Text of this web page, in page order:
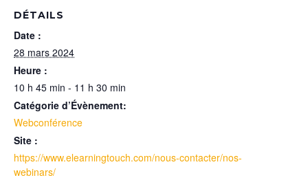
DÉTAILS
Date :
28 mars 2024
Heure :
10 h 45 min - 11 h 30 min
Catégorie d’Évènement:
Webconférence
Site :
https://www.elearningtouch.com/nous-contacter/nos-
webinars/